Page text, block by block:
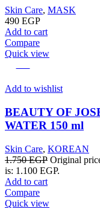
Skin Care, MASK
490 EGP
Add to cart
Compare
Quick view
Add to wishlist
BEAUTY OF
WATER 150 ml
Skin Care, KOREAN
1.750EGP Original
is: 1.100 EGP.
Add to cart
Compare
Quick view